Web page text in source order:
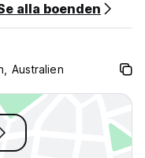
alla boenden
Australien